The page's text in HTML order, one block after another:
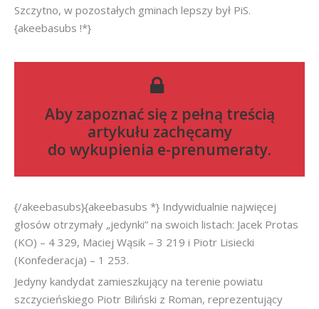
Szczytno, w pozostałych gminach lepszy był PiS.
{akeebasubs !*}
Aby zapoznać się z pełną treścią
artykułu zachęcamy
do wykupienia e-prenumeraty.
{/akeebasubs}{akeebasubs *} Indywidualnie najwięcej
głosów otrzymały „jedynki” na swoich listach: Jacek Protas
(KO) – 4 329, Maciej Wąsik – 3 219 i Piotr Lisiecki
(Konfederacja) – 1 253.
Jedyny kandydat zamieszkujący na terenie powiatu
szczycieńskiego Piotr Biliński z Roman, reprezentujący